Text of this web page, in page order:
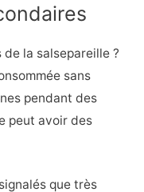
la salsepareille ?
sans
pendant des
peut avoir des
que très